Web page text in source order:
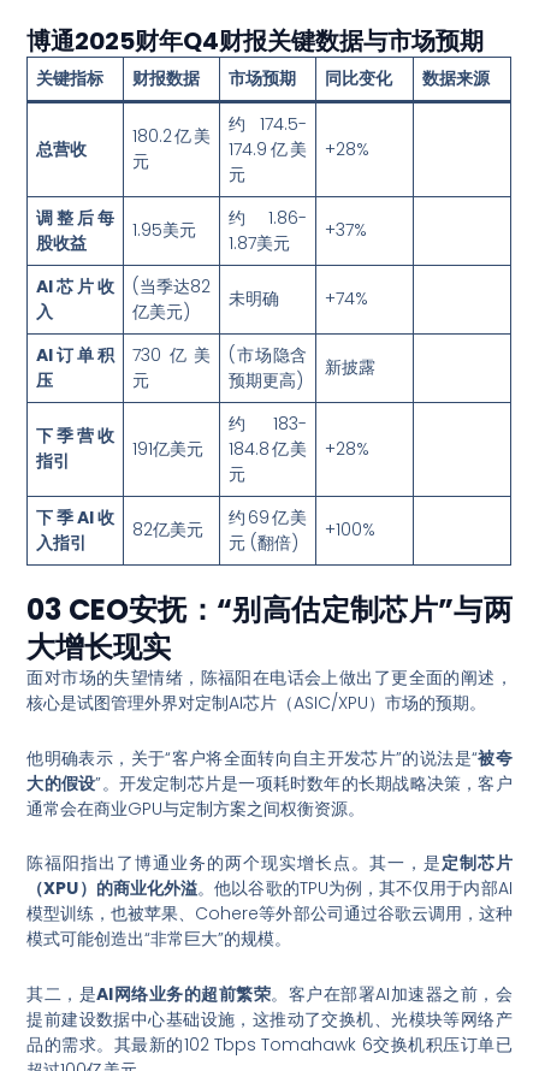
博通2025财年Q4财报关键数据与市场预期
关键指标 财报数据 市场预期 同比变化 数据来源
总营收
180.2亿美
元
约174.5-
174.9亿美
元
+28%
调整后每
股收益
1.95美元
约1.86-
1.87美元
+37%
AI芯片收
入
(当季达82
亿美元)
未明确 +74%
AI订单积
压
730亿美
元
(市场隐含
预期更高)
新披露
下季营收
指引
191亿美元
约183-
184.8亿美
元
+28%
下季AI收
入指引
82亿美元
约69亿美
元 (翻倍)
+100%
03 CEO安抚：“别高估定制芯片”与两
大增长现实
面对市场的失望情绪，陈福阳在电话会上做出了更全面的阐述，
核心是试图管理外界对定制AI芯片（ASIC/XPU）市场的预期。
他明确表示，关于“客户将全面转向自主开发芯片”的说法是“被夸
大的假设”。开发定制芯片是一项耗时数年的长期战略决策，客户
通常会在商业GPU与定制方案之间权衡资源。
陈福阳指出了博通业务的两个现实增长点。其一，是定制芯片
（XPU）的商业化外溢。他以谷歌的TPU为例，其不仅用于内部AI
模型训练，也被苹果、Cohere等外部公司通过谷歌云调用，这种
模式可能创造出“非常巨大”的规模。
其二，是AI网络业务的超前繁荣。客户在部署AI加速器之前，会
提前建设数据中心基础设施，这推动了交换机、光模块等网络产
品的需求。其最新的102 Tbps Tomahawk 6交换机积压订单已